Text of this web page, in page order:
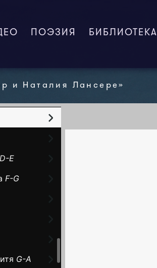
ПОЭЗИЯ БИБЛИОТЕКА
и Наталия Лансере»
D-E
F-G
G-A